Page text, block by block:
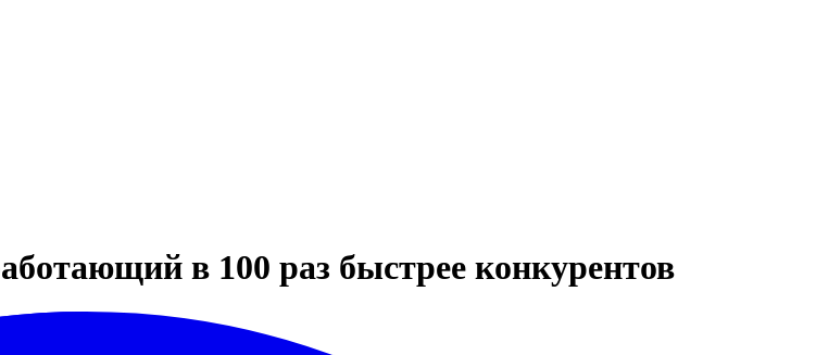
в 100 раз быстрее конкурентов